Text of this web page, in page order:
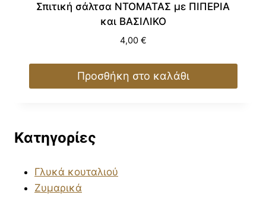
Σπιτική σάλτσα ΝΤΟΜΑΤΑΣ με ΠΙΠΕΡΙΑ
και ΒΑΣΙΛΙΚΟ
4,00 €
Προσθήκη στο καλάθι
Κατηγορίες
Γλυκά κουταλιού
Ζυμαρικά